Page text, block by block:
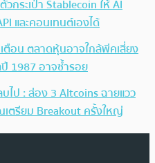
กระเป๋า Stablecoin ให้ AI
และคอนเทนต์เองได้
ตือน ตลาดหุ้นอาจใกล้พีคเสี่ยง
1987 อาจซ้ำรอย
ไป : ส่อง 3 Altcoins ฉายแวว
ตรียม Breakout ครั้งใหญ่